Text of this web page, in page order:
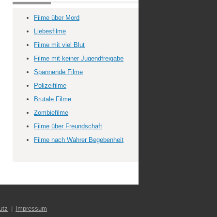
Filme über Mord
Liebesfilme
Filme mit viel Blut
Filme mit keiner Jugendfreigabe
Spannende Filme
Polizeifilme
Brutale Filme
Zombiefilme
Filme über Freundschaft
Filme nach Wahrer Begebenheit
Impressum